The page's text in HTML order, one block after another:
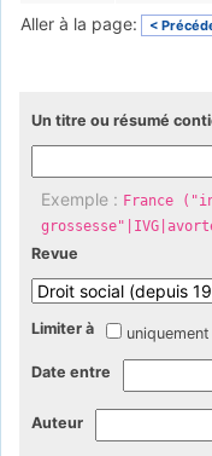
Aller à la page: <
Un titre ou résumé
Exemple : France
Revue
Limiter à
Date entre
Auteur